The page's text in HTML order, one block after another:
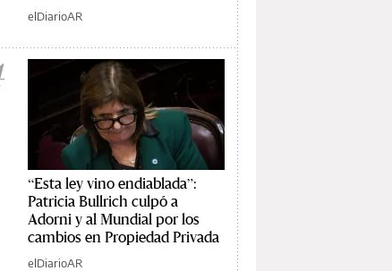
elDiarioAR
“Esta ley vino endiablada”:
Patricia Bullrich culpó a
Adorni y al Mundial por los
cambios en Propiedad Privada
elDiarioAR